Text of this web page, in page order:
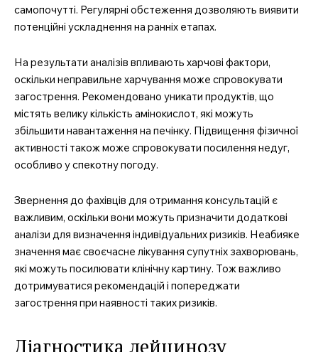
самопочутті. Регулярні обстеження дозволяють виявити
потенційні ускладнення на ранніх етапах.
На результати аналізів впливають харчові фактори,
оскільки неправильне харчування може спровокувати
загострення. Рекомендовано уникати продуктів, що
містять велику кількість амінокислот, які можуть
збільшити навантаження на печінку. Підвищення фізичної
активності також може спровокувати посилення недуг,
особливо у спекотну погоду.
Звернення до фахівців для отримання консультацій є
важливим, оскільки вони можуть призначити додаткові
аналізи для визначення індивідуальних ризиків. Неабияке
значення має своєчасне лікування супутніх захворювань,
які можуть посилювати клінічну картину. Тож важливо
дотримуватися рекомендацій і попереджати
загострення при наявності таких ризиків.
Діагностика лейцинозу